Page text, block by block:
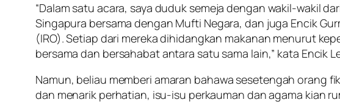
“Dalam satu acara, saya duduk semeja dengan wakil-wakil
Singapura bersama dengan Mufti Negara, dan juga Encik
(IRO). Setiap dari mereka dihidangkan makanan menurut
bersama dan bersahabat antara satu sama lain,” kata Encik
Namun, beliau memberi amaran bahawa sesetengah orang
dan menarik perhatian, isu-isu perkauman dan agama kian